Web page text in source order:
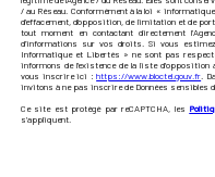
/ au Réseau. Conformément à la loi «
d’effacement, d’opposition, de limitation et de
tout moment en contactant directement
d’informations sur vos droits. Si vous
Informatique et Libertés » ne sont pas
informons de l’existence de la liste d'opposition
vous inscrire ici :https://www.bloctel.gouv.fr.
invitons à ne pas inscrire de Données sensibles
Ce site est protégé par reCAPTCHA, les
s'appliquent.